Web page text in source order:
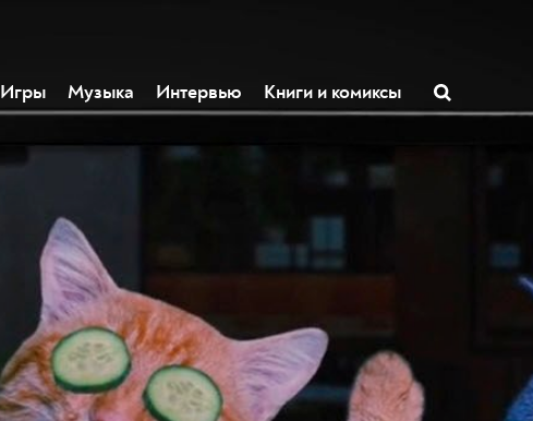
Игры Музыка Интервью Книги и комиксы